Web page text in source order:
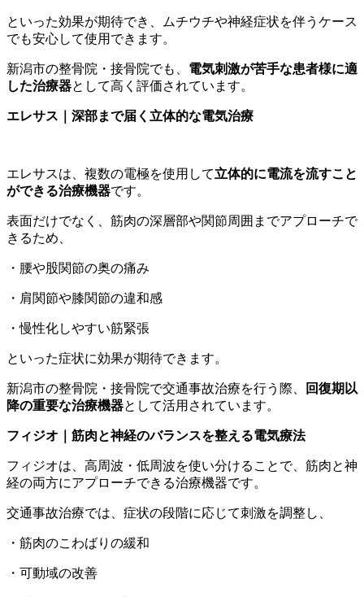
といった効果が期待でき、ムチウチや神経症状を伴うケース
でも安心して使用できます。
新潟市の整骨院・接骨院でも、 電気刺激が苦手な患者様に適
した治療器として高く評価されています。
エレサス｜深部まで届く立体的な電気治療
エレサスは、複数の電極を使用して立体的に電流を流すこと
ができる治療機器です。
表面だけでなく、筋肉の深層部や関節周囲までアプローチで
きるため、
・腰や股関節の奥の痛み
・肩関節や膝関節の違和感
・慢性化しやすい筋緊張
といった症状に効果が期待できます。
新潟市の整骨院・接骨院で交通事故治療を行う際、
回復期以
降の重要な治療機器として活用されています。
フィジオ｜筋肉と神経のバランスを整える電気療法
フィジオは、高周波・低周波を使い分けることで、筋肉と神
経の両方にアプローチできる治療機器です。
交通事故治療では、症状の段階に応じて刺激を調整し、
・筋肉のこわばりの緩和
・可動域の改善